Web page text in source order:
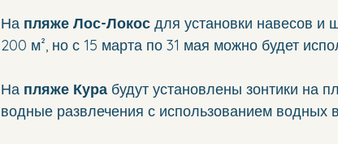
На пляже Лос-Локос для установки навесов
200 м², но с 15 марта по 31 мая можно будет
На пляже Кура будут установлены зонтики на
водные развлечения с использованием водных